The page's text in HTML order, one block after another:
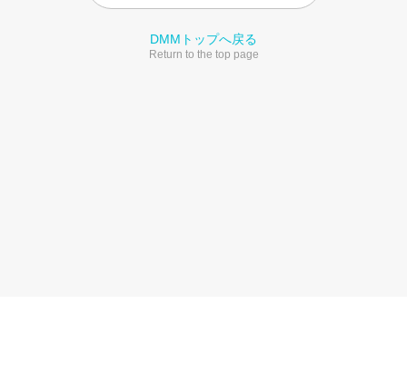
DMMトップへ戻る
Return to the top page